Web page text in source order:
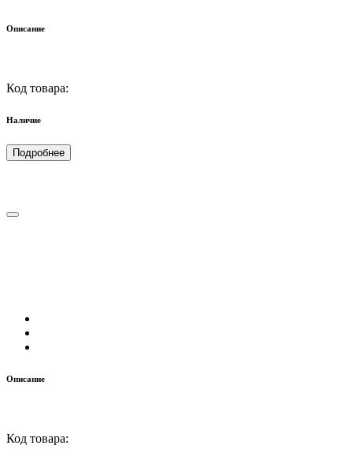
Описание
Код товара:
Наличие
Подробнее
Описание
Код товара: